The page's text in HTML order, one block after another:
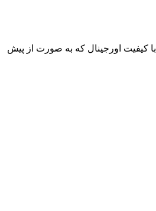
با کیفیت اورجینال که به صورت از پیش